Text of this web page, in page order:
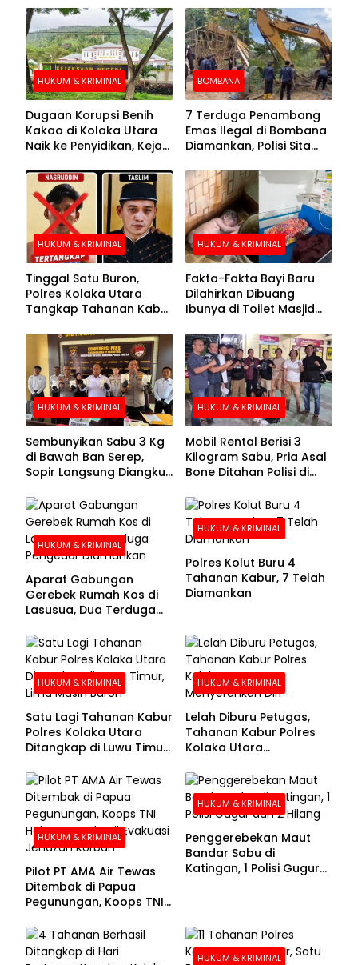
HUKUM & KRIMINAL
Dugaan Korupsi Benih
Kakao di Kolaka Utara
Naik ke Penyidikan, Kejari
BOMBANA
7 Terduga Penambang
Emas Ilegal di Bombana
Diamankan, Polisi Sita
Crusher
HUKUM & KRIMINAL
Tinggal Satu Buron,
Polres Kolaka Utara
Tangkap Tahanan Kabur
Pengejaran
HUKUM & KRIMINAL
Fakta-Fakta Bayi Baru
Dilahirkan Dibuang
Ibunya di Toilet Masjid
HUKUM & KRIMINAL
Sembunyikan Sabu 3 Kg
di Bawah Ban Serep,
Sopir Langsung Diangkut
HUKUM & KRIMINAL
Mobil Rental Berisi 3
Kilogram Sabu, Pria Asal
Bone Ditahan Polisi di
HUKUM & KRIMINAL
Aparat Gabungan
Gerebek Rumah Kos di
Lasusua, Dua Terduga
HUKUM & KRIMINAL
Polres Kolut Buru 4
Tahanan Kabur, 7 Telah
Diamankan
HUKUM & KRIMINAL
Satu Lagi Tahanan Kabur
Polres Kolaka Utara
Ditangkap di Luwu Timur,
HUKUM & KRIMINAL
Lelah Diburu Petugas,
Tahanan Kabur Polres
Kolaka Utara
HUKUM & KRIMINAL
Pilot PT AMA Air Tewas
Ditembak di Papua
Pegunungan, Koops TNI
Evakuasi Jenazah
Korban
HUKUM & KRIMINAL
Penggerebekan Maut
Bandar Sabu di
Katingan, 1 Polisi Gugur
HUKUM & KRIMINAL